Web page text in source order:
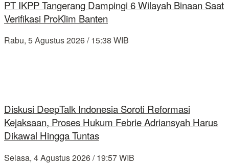
PT IKPP Tangerang Dampingi 6 Wilayah Binaan Saat
Verifikasi ProKlim Banten
Rabu, 5 Agustus 2026 / 15:38 WIB
Diskusi DeepTalk Indonesia Soroti Reformasi
Kejaksaan, Proses Hukum Febrie Adriansyah Harus
Dikawal Hingga Tuntas
Selasa, 4 Agustus 2026 / 19:57 WIB